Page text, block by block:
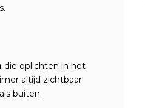
die oplichten in het
altijd zichtbaar
buiten.